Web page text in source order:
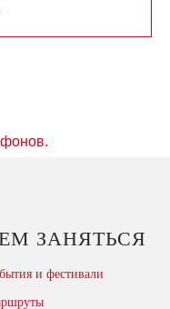
.
ЗАНЯТЬСЯ
и фестивали